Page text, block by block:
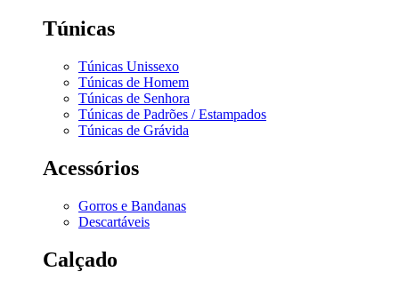
Túnicas
Túnicas Unissexo
Túnicas de Homem
Túnicas de Senhora
Túnicas de Padrões / Estampados
Túnicas de Grávida
Acessórios
Gorros e Bandanas
Descartáveis
Calçado